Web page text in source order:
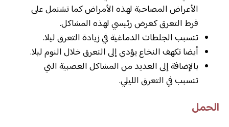
الأعراض المصاحبة لهذه الأمراض كما تشتمل على
فرط التعرق كعرض رئيسي لهذه المشاكل.
تتسبب الجلطات الدماغية في زيادة التعرق ليلا.
أيضا تكهف النخاع يؤدي إلى التعرق خلال النوم ليلا.
بالإضافة إلى العديد من المشاكل العصبية التي
تتسبب في التعرق الليلي.
الحمل